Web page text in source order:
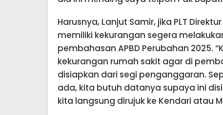
Harusnya, Lanjut Samir, jika PLT
memiliki kekurangan segera
pembahasan APBD Perubahan 2025.
kekurangan rumah sakit agar di
disiapkan dari segi penganggaran.
ada, kita butuh datanya supaya ini
kita langsung dirujuk ke Kendari atau